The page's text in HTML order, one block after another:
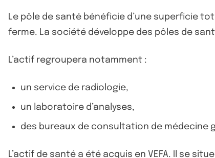
Le pôle de santé bénéficie d’une superficie
ferme. La société développe des pôles de
L’actif regroupera notamment :
un service de radiologie,
un laboratoire d’analyses,
des bureaux de consultation de médecine
L’actif de santé a été acquis en VEFA. Il se